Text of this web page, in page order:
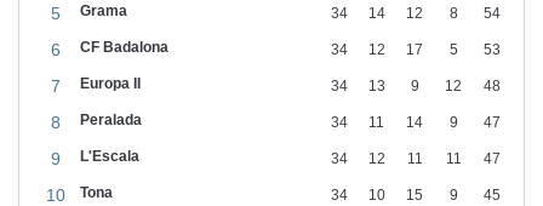
5 Grama 34 14 12 8 54
6 CF Badalona 34 12 17 5 53
7 Europa II 34 13 9 12 48
8 Peralada 34 11 14 9 47
9 L'Escala 34 12 11 11 47
10 Tona 34 10 15 9 45